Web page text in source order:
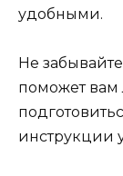
удобными.
Не
поможет вам
инструкции